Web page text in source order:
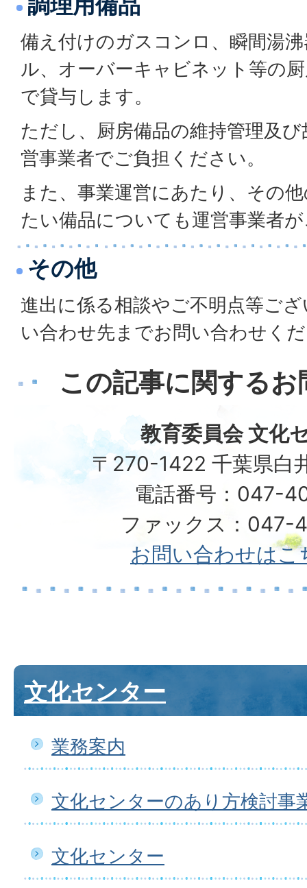
備え付けのガスコンロ、瞬間湯
ル、オーバーキャビネット等の
で貸与します。
ただし、厨房備品の維持管理及
営事業者でご負担ください。
また、事業運営にあたり、その
たい備品についても運営事業者
その他
進出に係る相談やご不明点等ご
い合わせ先までお問い合わせく
この記事に関する
教育委員会 文化
〒270-1422 千葉県白
電話番号：047-
ファックス：047-
お問い合わせはこ
文化センター
業務案内
文化センターのあり方検討事
文化センター